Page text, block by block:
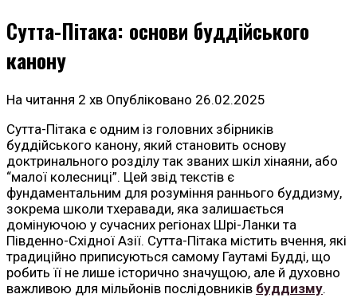
Сутта-Пітака: основи буддійського
канону
На читання 2 хв Опубліковано 26.02.2025
Сутта-Пітака є одним із головних збірників
буддійського канону, який становить основу
доктринального розділу так званих шкіл хінаяни, або
“малої колесниці”. Цей звід текстів є
фундаментальним для розуміння раннього буддизму,
зокрема школи тхеравади, яка залишається
домінуючою у сучасних регіонах Шрі-Ланки та
Південно-Східної Азії. Сутта-Пітака містить вчення, які
традиційно приписуються самому Гаутамі Будді, що
робить її не лише історично значущою, але й духовно
важливою для мільйонів послідовників буддизму.